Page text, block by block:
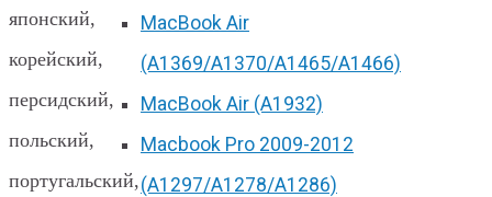
MacBook Air
(A1369/A1370/A1465/A1466)
MacBook Air (A1932)
Macbook Pro 2009-2012
(A1297/A1278/A1286)
японский,
корейский,
персидский,
польский,
португальский,